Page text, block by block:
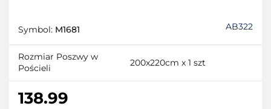
Symbol: M1681 AB322
Rozmiar Poszwy w
Pościeli
200x220cm x 1 szt
138.99